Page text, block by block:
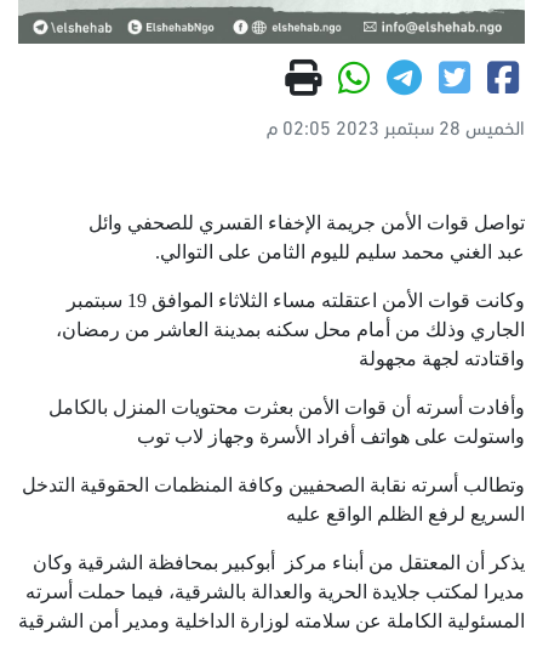
الخميس 28 سبتمبر 2023 02:05 م
تواصل قوات الأمن جريمة الإخفاء القسري للصحفي وائل
عبد الغني محمد سليم لليوم الثامن على التوالي.
وكانت قوات الأمن اعتقلته مساء الثلاثاء الموافق 19 سبتمبر
الجاري وذلك من أمام محل سكنه بمدينة العاشر من رمضان،
واقتادته لجهة مجهولة
وأفادت أسرته أن قوات الأمن بعثرت محتويات المنزل بالكامل
واستولت على هواتف أفراد الأسرة وجهاز لاب توب
وتطالب أسرته نقابة الصحفيين وكافة المنظمات الحقوقية التدخل
السريع لرفع الظلم الواقع عليه
يذكر أن المعتقل من أبناء مركز أبوكبير بمحافظة الشرقية وكان
مديرا لمكتب جلايدة الحرية والعدالة بالشرقية، فيما حملت أسرته
المسئولية الكاملة عن سلامته لوزارة الداخلية ومدير أمن الشرقية